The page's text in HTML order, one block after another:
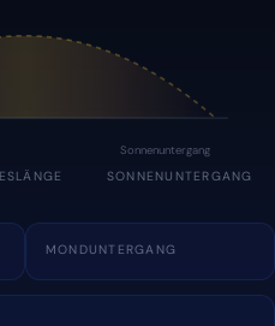
Sonnenuntergang
SONNENUNTERGANG
MONDUNTERGANG